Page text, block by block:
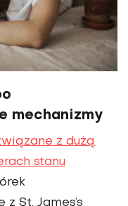
mechanizmy
z dużą
stanu
St. James’s